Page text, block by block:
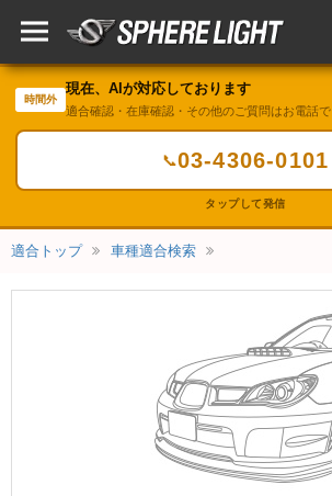
時間外
現在、AIが対応しております
適合確認・在庫確認・その他のご質問はお電話で
📞03-4306-0101
タップして発信
適合トップ 車種適合検索